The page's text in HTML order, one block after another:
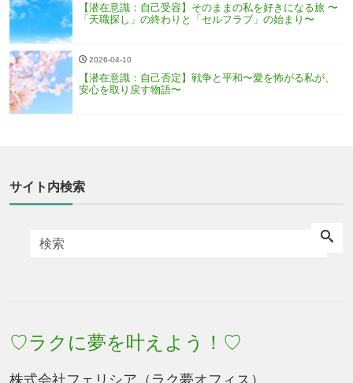
【潜在意識：自己受容】そのままの私を好きになる旅 〜
「天職探し」の終わりと「セルフラブ」の始まり〜
2026-04-10
【潜在意識：自己否定】戦争と平和〜愛を怖がる私が、
安心を取り戻す物語〜
サイト内検索
♡ラクに夢を叶えよう！♡
株式会社フェリシア（ラク夢オフィス）